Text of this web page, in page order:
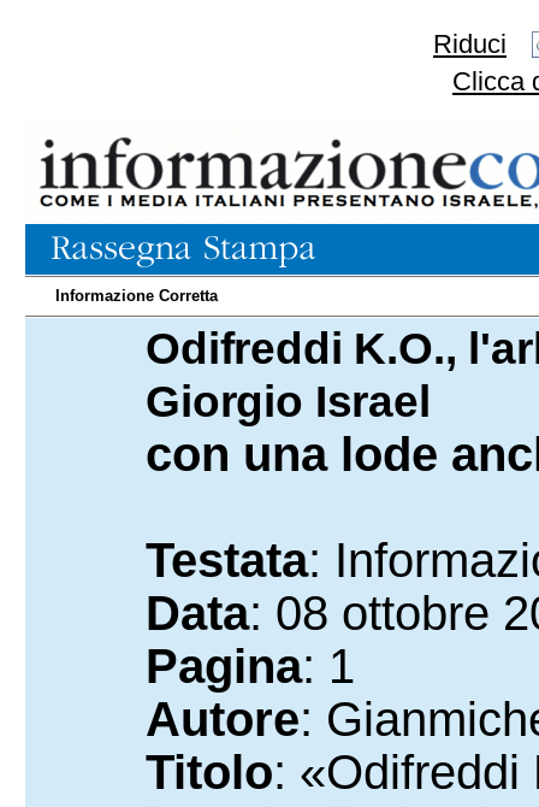
Riduci
Clicca
Informazione Corretta
Odifreddi K.O.,
Giorgio Israel
con una lode
Testata:
Data: 08 ottobre
Pagina: 1
Autore:
Titolo: «Odifreddi